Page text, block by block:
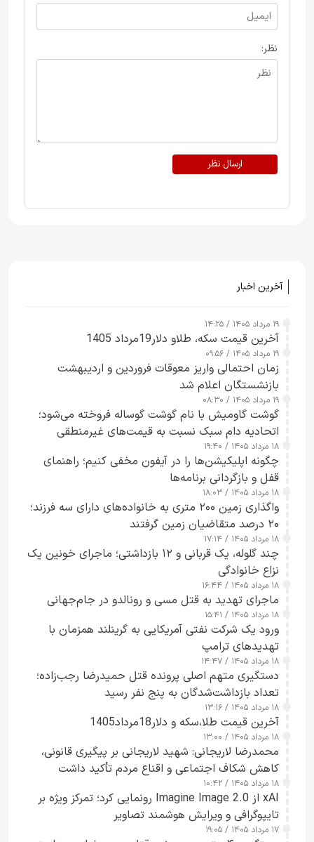
نظر:
ارسال نظر
آخرین اخبار
۱۹ مرداد ۱۴۰۵ / ۱۴:۲۵
آخرین قیمت سکه، طلاو دلار19مرداد 1405
۱۹ مرداد ۱۴۰۵ / ۰۹:۵۶
زمان احتمالی واریز معوقات فروردین و اردیبهشت
بازنشستگان اعلام شد
۱۹ مرداد ۱۴۰۵ / ۰۸:۳۰
گوشت گاومیش با نام گوشت گوساله فروخته می‌شود؛
اتحادیه دام سبک نسبت به قیمت‌های غیرمنطقی
هشدار داد
۱۸ مرداد ۱۴۰۵ / ۱۹:۴۰
چگونه اپلیکیشن‌ها را در آیفون مخفی کنیم؛ راهنمای
قفل و بازگردانی برنامه‌ها
۱۸ مرداد ۱۴۰۵ / ۱۸:۰۳
واگذاری زمین ۲۰۰ متری به خانواده‌های دارای سه فرزند؛
۲۰ درصد متقاضیان زمین گرفتند
۱۸ مرداد ۱۴۰۵ / ۱۷:۱۴
چند گلوله، یک قربانی و ۱۲ بازداشتی؛ ماجرای خونین یک
نزاع خانوادگی
۱۸ مرداد ۱۴۰۵ / ۱۶:۴۴
ماجرای تهدید به قتل مسی و رونالدو در جام‌جهانی
۱۸ مرداد ۱۴۰۵ / ۱۵:۴۱
ورود یک شرکت نفتی آمریکایی به گرینلند همزمان با
تهدیدهای ترامپ
۱۸ مرداد ۱۴۰۵ / ۱۴:۴۷
دستگیری متهم اصلی پرونده قتل حمیدرضا رجب‌زاده؛
تعداد بازداشت‌شدگان به پنج نفر رسید
۱۸ مرداد ۱۴۰۵ / ۱۳:۱۶
آخرین قیمت طلا،سکه و دلار18مرداد1405
۱۸ مرداد ۱۴۰۵ / ۱۳:۰۰
محمدرضا لاریجانی: شهید لاریجانی بر پیگیری قانونی،
کاهش شکاف اجتماعی و اقناع مردم تأکید داشت
۱۸ مرداد ۱۴۰۵ / ۱۰:۴۲
xAI از Imagine Image 2.0 رونمایی کرد؛ تمرکز ویژه بر
تایپوگرافی و ویرایش هوشمند تصاویر
۱۷ مرداد ۱۴۰۵ / ۱۹:۰۵